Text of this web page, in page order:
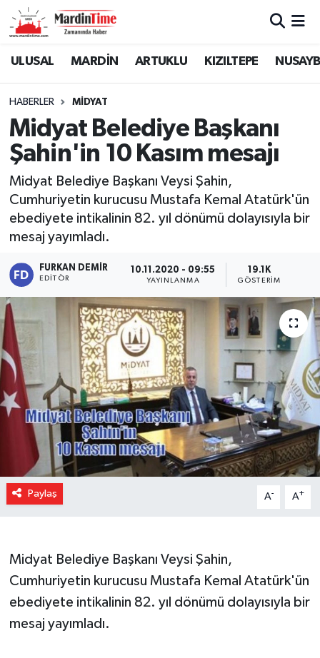
ULUSAL MARDİN ARTUKLU KIZILTEPE
HABERLER MİDYAT
Midyat Belediye Başkanı
Şahin'in 10 Kasım mesajı
Midyat Belediye Başkanı Veysi Şahin,
Cumhuriyetin kurucusu Mustafa Kemal Atatürk'ün
ebediyete intikalinin 82. yıl dönümü dolayısıyla bir
mesaj yayımladı.
FURKAN DEMIR
EDITÖR
10.11.2020 - 09:55
YAYINLANMA
19.1K
GÖSTERIM
Paylaş A- A+
Midyat Belediye Başkanı Veysi Şahin,
Cumhuriyetin kurucusu Mustafa Kemal Atatürk'ün
ebediyete intikalinin 82. yıl dönümü dolayısıyla bir
mesaj yayımladı.
Mardin Nöbetçi Eczaneler
Mardin Namaz Vakitleri
Mardin Trafik Yoğunluk Haritası
Süper Lig Puan Durumu ve Fikstür
Tüm Manşetler
Son Dakika Haberleri
Haber Arşivi